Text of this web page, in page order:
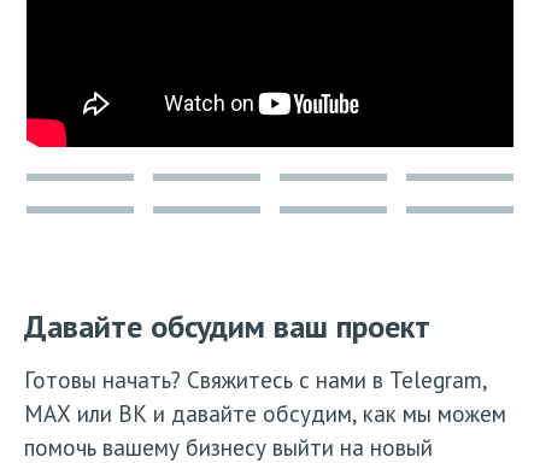
Давайте обсудим ваш проект
Готовы начать? Свяжитесь с нами в Telegram,
МАХ или ВК и давайте обсудим, как мы можем
помочь вашему бизнесу выйти на новый